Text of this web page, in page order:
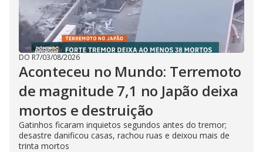
DO R7/03/08/2026
Aconteceu no Mundo: Terremoto
de magnitude 7,1 no Japão deixa
mortos e destruição
Gatinhos ficaram inquietos segundos antes do tremor;
desastre danificou casas, rachou ruas e deixou mais de
trinta mortos